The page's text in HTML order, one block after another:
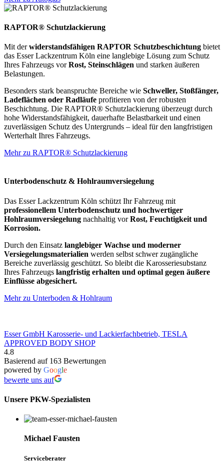
RAPTOR® Schutzlackierung
Mit derwiderstandsfähigen RAPTOR Schutzbeschichtung bietet
das Esser Lackzentrum Köln eine langlebige Lösung zum Schutz
Ihres Fahrzeugs vorRost, Steinschlägen und starken äußeren
Belastungen.
Besonders stark beanspruchte Bereiche wie Schweller, Stoßfänger,
Ladeflächen oder Radläufe profitieren von der robusten
Beschichtung. Die RAPTOR® Schutzlackierung überzeugt durch
hohe Widerstandsfähigkeit, dauerhafte Belastbarkeit und einen
zuverlässigen Schutz des Untergrunds – ideal für den langfristigen
Werterhalt Ihres Fahrzeugs.
Mehr zu RAPTOR® Schutzlackierung
Unterbodenschutz & Hohlraumversiegelung
Das Esser Lackzentrum Köln schützt Ihr Fahrzeug mit
professionellem Unterbodenschutz und hochwertiger
Hohlraumversiegelung nachhaltig vorRost, Feuchtigkeit und
Korrosion.
Durch den Einsatz langlebiger Wachse und moderner
Versiegelungsmaterialien werden selbst schwer zugängliche
Bereiche zuverlässig geschützt. So bleibt die Karosseriesubstanz
Ihres Fahrzeugs langfristig erhalten und optimal gegen äußere
Einflüsse abgesichert.
Mehr zu Unterboden & Hohlraum
Esser GmbH Karosserie- und Lackierfachbetrieb, TESLA
APPROVED BODY SHOP
4.8
Basierend auf 163 Bewertungen
powered by Google
bewerte uns auf
Unsere PKW-Spezialisten
Michael Fausten
Serviceberater